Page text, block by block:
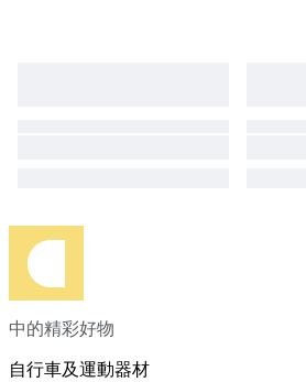
中的精彩好物
自行車及運動器材